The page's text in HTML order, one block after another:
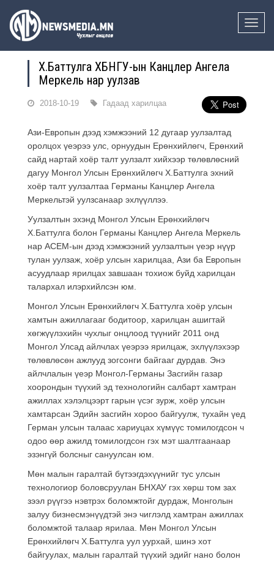
Toggle
Х.Баттулга ХБНГУ-ын Канцлер Ангела
Меркель нар уулзав
2018-10-19 Гадаад харилцаа
Ази-Европын дээд хэмжээний 12 дугаар уулзалтад
оролцох үеэрээ улс, орнуудын Ерөнхийлөгч, Ерөнхий
сайд нартай хоёр талт уулзалт хийхээр төлөвлөсний
дагуу Монгол Улсын Ерөнхийлөгч Х.Баттулга эхний
хоёр талт уулзалтаа Германы Канцлер Ангела
Меркельтэй уулзсанаар эхлүүллээ.
Уулзалтын эхэнд Монгол Улсын Ерөнхийлөгч
Х.Баттулга болон Германы Канцлер Ангела Меркель
нар АСЕМ-ын дээд хэмжээний уулзалтын үеэр нүүр
тулан уулзаж, хоёр улсын харилцаа, Ази ба Европын
асуудлаар ярилцах завшаан тохиож буйд харилцан
талархал илэрхийлсэн юм.
Монгол Улсын Ерөнхийлөгч Х.Баттулга хоёр улсын
хамтын ажиллагааг бодитоор, харилцан ашигтай
хөгжүүлэхийн чухлыг онцлоод түүнийг 2011 онд
Монгол Улсад айлчлах үеэрээ ярилцаж, эхлүүлэхээр
төлөвлөсөн ажлууд зогсонги байгааг дурдав. Энэ
айлчлалын үеэр Монгол-Германы Засгийн газар
хоорондын түүхий эд технологийн салбарт хамтран
ажиллах хэлэлцээрт гарын үсэг зурж, хоёр улсын
хамтарсан Эдийн засгийн хороо байгуулж, тухайн үед
Герман улсын талаас хариуцах хүмүүс томилогдсон ч
одоо өөр ажилд томилогдсон гэх мэт шалтгаанаар
эзэнгүй болсныг сануулсан юм.
Мөн малын гаралтай бүтээгдэхүүнийг тус улсын
технологиор боловсруулан БНХАУ гэх хөрш том зах
зээл рүүгээ нэвтрэх боломжтойг дурдаж, Монголын
залуу бизнесмэнүүдтэй энэ чиглэлд хамтран ажиллах
боломжтой талаар ярилаа. Мөн Монгол Улсын
Ерөнхийлөгч Х.Баттулга уул уурхай, шинэ хот
байгуулах, малын гаралтай түүхий эдийг нано болон